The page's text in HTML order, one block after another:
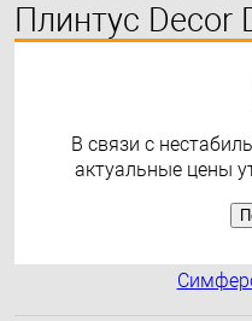
Плинтус Decor
В связи с
актуальные цены